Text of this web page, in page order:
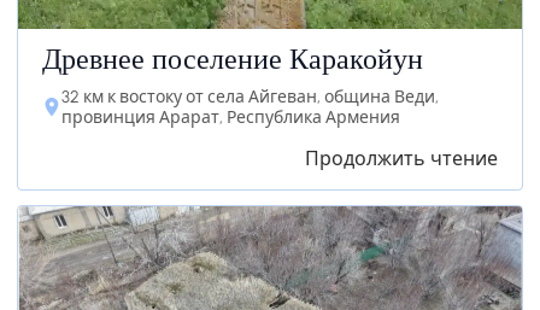
Древнее поселение Каракойун
32 км к востоку от села Айгеван, община Веди,
провинция Арарат, Республика Армения
Продолжить чтение